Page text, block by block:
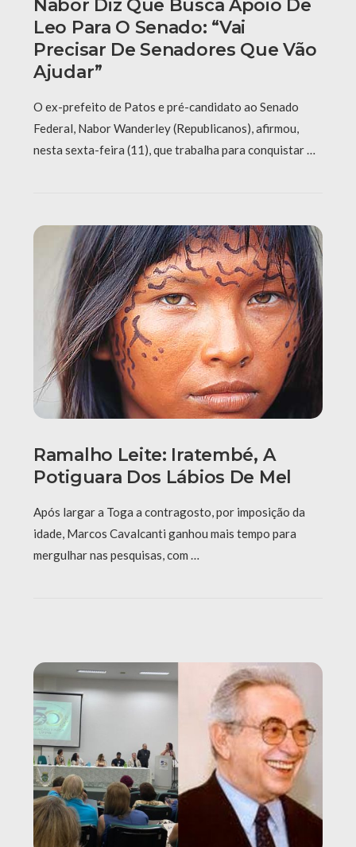
Nabor Diz Que Busca Apoio De
Leo Para O Senado: “Vai
Precisar De Senadores Que Vão
Ajudar”
O ex-prefeito de Patos e pré-candidato ao Senado
Federal, Nabor Wanderley (Republicanos), afirmou,
nesta sexta-feira (11), que trabalha para conquistar …
Ramalho Leite: Iratembé, A
Potiguara Dos Lábios De Mel
Após largar a Toga a contragosto, por imposição da
idade, Marcos Cavalcanti ganhou mais tempo para
mergulhar nas pesquisas, com …